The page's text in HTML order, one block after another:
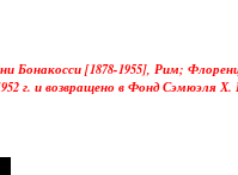
Бонакосси [1878-1955], Рим;
г. и возвращено в Фонд Сэмюэля Х.